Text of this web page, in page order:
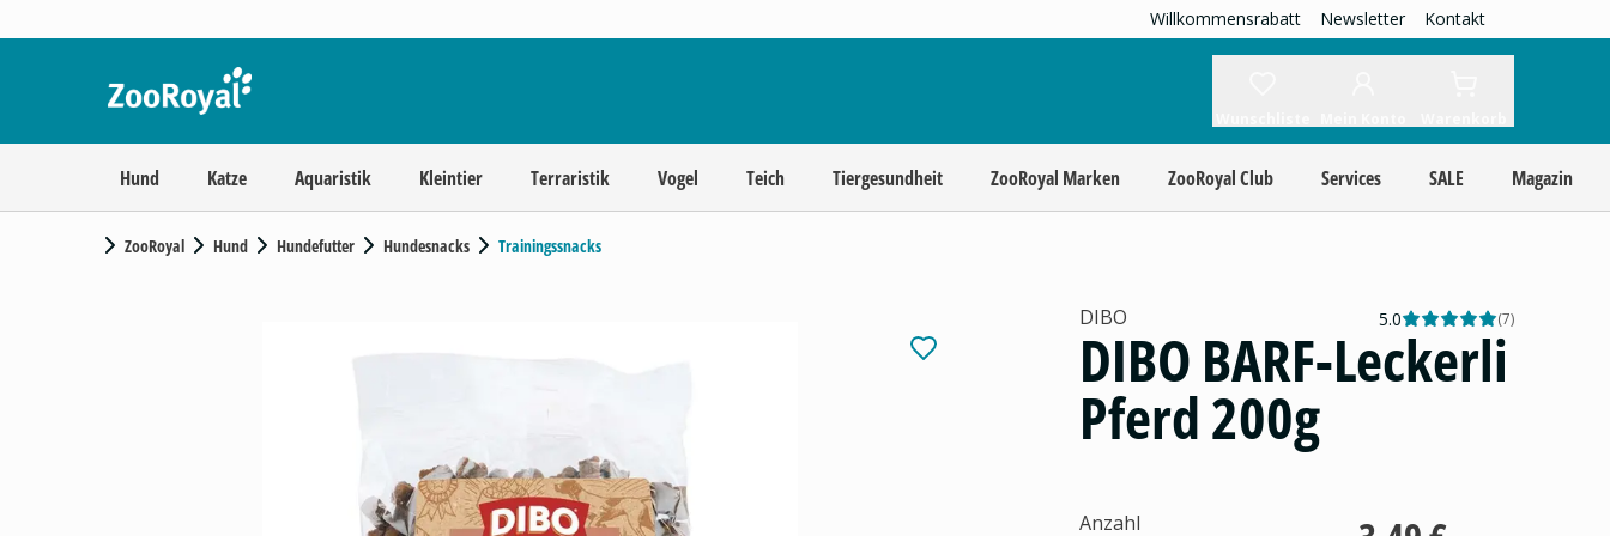
Willkommensrabatt Newsletter Kontakt
Hund Katze Aquaristik Kleintier Terraristik Vogel Teich Tiergesundheit ZooRoyal Marken ZooRoyal Club Services SALE Magazin
ZooRoyal Hund Hundefutter Hundesnacks Trainingssnacks
DIBO 5.0 (7)
DIBO BARF-Leckerli
Pferd 200g
Anzahl